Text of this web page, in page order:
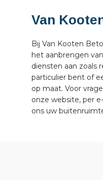
Van
Bij Van Kooten
het aanbrengen
diensten aan zoals
particulier bent of
op maat. Voor
onze website, per
ons uw